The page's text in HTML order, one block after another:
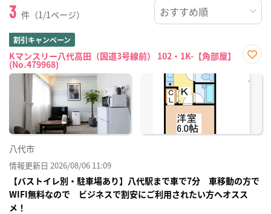
3 件（1/1ページ）
割引キャンペーン
Kマンスリー八代高田（国道3号線前） 102・1K-【角部屋】
(No.479968)
に入
り登
八代市
情報更新日 2026/08/06 11:09
【バストイレ別・駐車場あり】八代駅まで車で7分 車移動の方で
WIFI無料なので ビジネスで割安にご利用されたい方へオスス
メ！